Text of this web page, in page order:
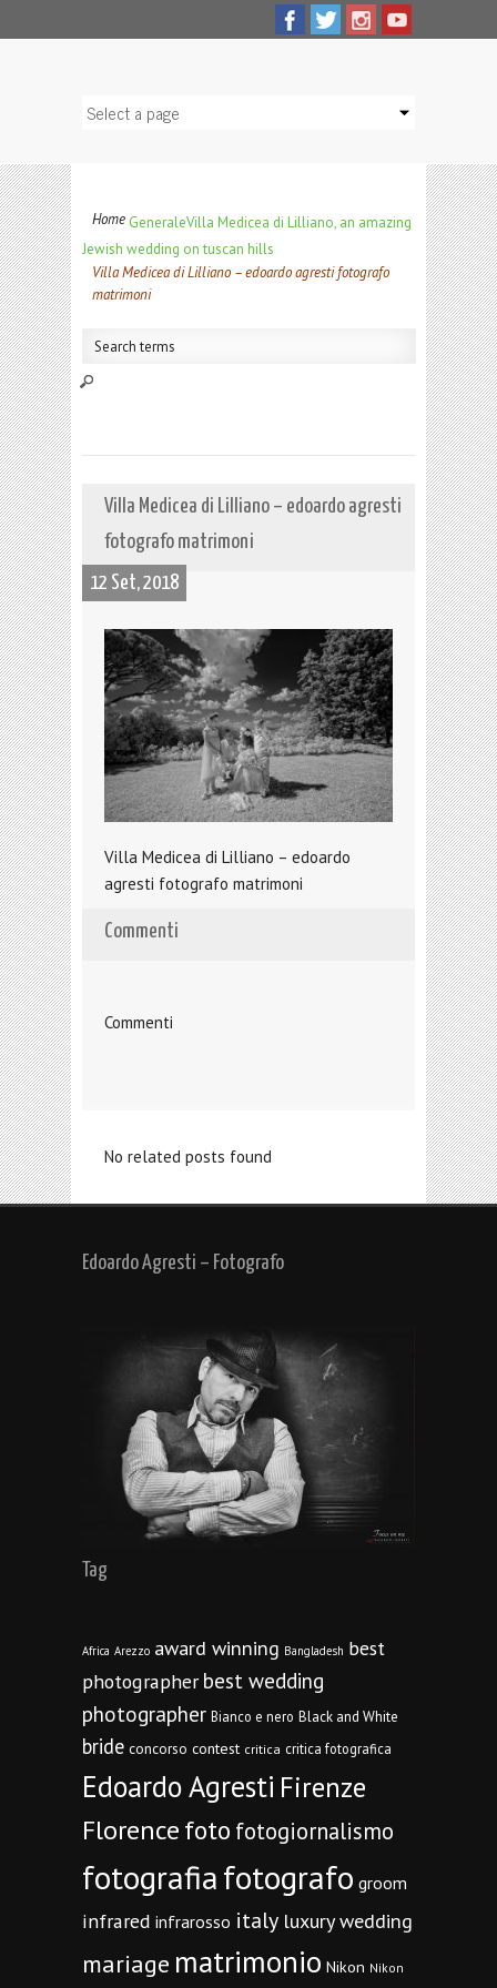
Home GeneraleVilla Medicea di Lilliano, an amazing
Jewish wedding on tuscan hills
Villa Medicea di Lilliano – edoardo agresti fotografo
matrimoni
Villa Medicea di Lilliano – edoardo agresti
fotografo matrimoni
12 Set, 2018
Villa Medicea di Lilliano – edoardo
agresti fotografo matrimoni
Commenti
Commenti
No related posts found
Edoardo Agresti – Fotografo
Tag
Africa Arezzo award winning Bangladesh best
photographer best wedding
photographer Bianco e nero Black and White
bride concorso contest critica critica fotografica
Edoardo Agresti Firenze
Florencefoto fotogiornalismo
fotografiafotografo groom
infrared infrarosso italy luxury wedding
mariage matrimonio Nikon Nikon